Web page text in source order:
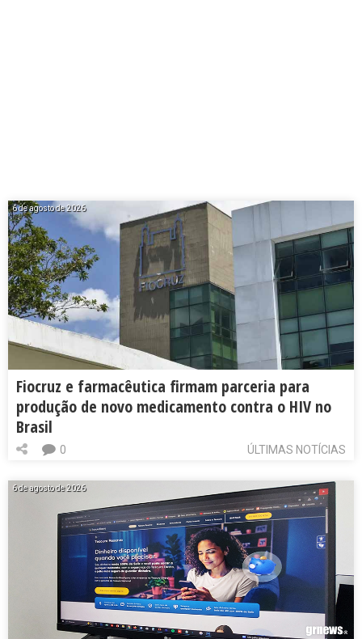
6 de agosto de 2026
Fiocruz e farmacêutica firmam parceria para
produção de novo medicamento contra o HIV no
Brasil
ÚLTIMAS NOTÍCIAS
0
6 de agosto de 2026